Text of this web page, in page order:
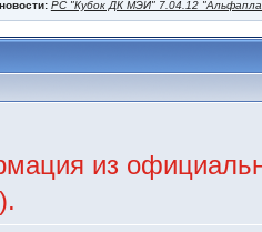
РС "Кубок ДК МЭИ" 7.04.12
из